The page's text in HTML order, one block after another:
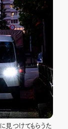
見つけてもらうた